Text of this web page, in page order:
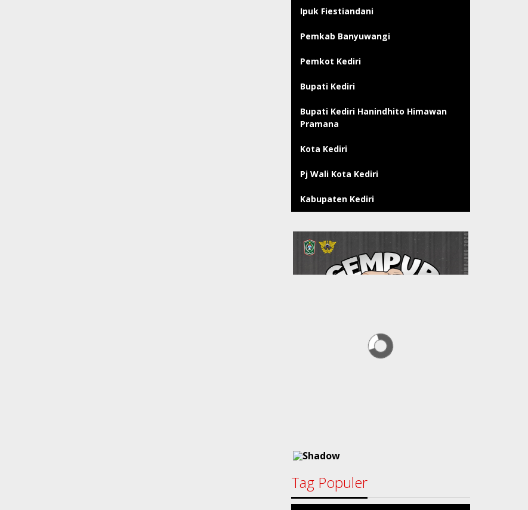
Ipuk Fiestiandani
Pemkab Banyuwangi
Pemkot Kediri
Bupati Kediri
Bupati Kediri Hanindhito Himawan
Pramana
Kota Kediri
Pj Wali Kota Kediri
Kabupaten Kediri
Tag Populer